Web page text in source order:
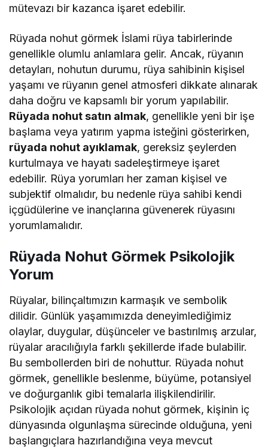
mütevazı bir kazanca işaret edebilir.
Rüyada nohut görmek İslami rüya tabirlerinde
genellikle olumlu anlamlara gelir. Ancak, rüyanın
detayları, nohutun durumu, rüya sahibinin kişisel
yaşamı ve rüyanın genel atmosferi dikkate alınarak
daha doğru ve kapsamlı bir yorum yapılabilir.
Rüyada nohut satın almak, genellikle yeni bir işe
başlama veya yatırım yapma isteğini gösterirken,
rüyada nohut ayıklamak, gereksiz şeylerden
kurtulmaya ve hayatı sadeleştirmeye işaret
edebilir. Rüya yorumları her zaman kişisel ve
subjektif olmalıdır, bu nedenle rüya sahibi kendi
içgüdülerine ve inançlarına güvenerek rüyasını
yorumlamalıdır.
Rüyada Nohut Görmek Psikolojik
Yorum
Rüyalar, bilinçaltımızın karmaşık ve sembolik
dilidir. Günlük yaşamımızda deneyimlediğimiz
olaylar, duygular, düşünceler ve bastırılmış arzular,
rüyalar aracılığıyla farklı şekillerde ifade bulabilir.
Bu sembollerden biri de nohuttur. Rüyada nohut
görmek, genellikle beslenme, büyüme, potansiyel
ve doğurganlık gibi temalarla ilişkilendirilir.
Psikolojik açıdan rüyada nohut görmek, kişinin iç
dünyasında olgunlaşma sürecinde olduğuna, yeni
başlangıçlara hazırlandığına veya mevcut